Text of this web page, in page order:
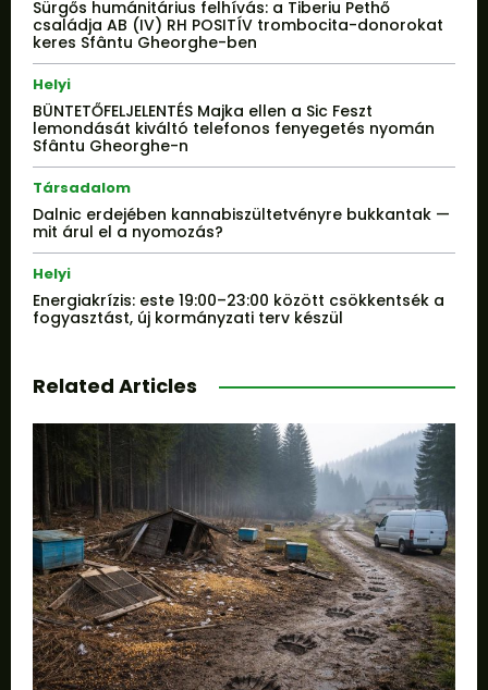
Sürgős humánitárius felhívás: a Tiberiu Pethő
családja AB (IV) RH POSITÍV trombocita-donorokat
keres Sfântu Gheorghe-ben
Helyi
BÜNTETŐFELJELENTÉS Majka ellen a Sic Feszt
lemondását kiváltó telefonos fenyegetés nyomán
Sfântu Gheorghe-n
Társadalom
Dalnic erdejében kannabiszültetvényre bukkantak —
mit árul el a nyomozás?
Helyi
Energiakrízis: este 19:00–23:00 között csökkentsék a
fogyasztást, új kormányzati terv készül
Related Articles